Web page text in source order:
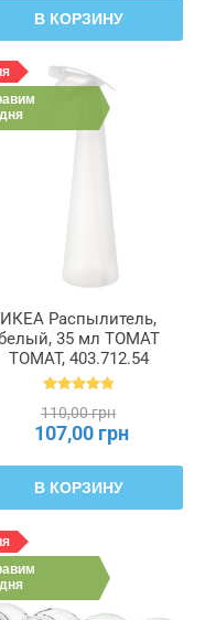
В КОРЗИНУ
ИКЕА Распылитель,
35 мл TOMAT
ТОМАТ, 403.712.54
110,00 грн
107,00 грн
В КОРЗИНУ